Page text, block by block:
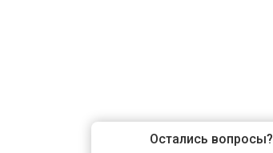
Остались вопросы?